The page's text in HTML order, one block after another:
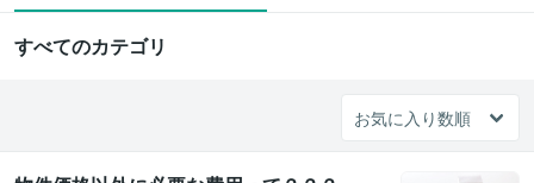
すべてのカテゴリ